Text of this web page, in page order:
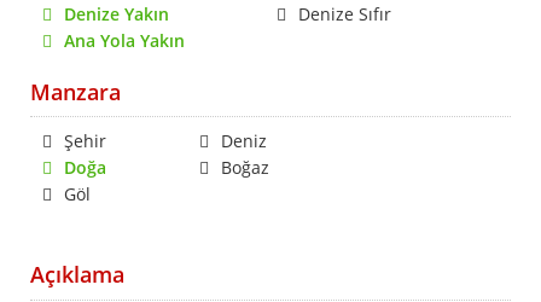
Denize Yakın
Denize Sıfır
Ana Yola Yakın
Manzara
Şehir
Deniz
Doğa
Boğaz
Göl
Açıklama